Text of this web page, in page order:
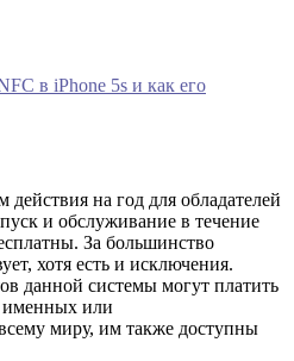
в iPhone 5s и как его
на год для обладателей
и обслуживание в течение
За большинство
хотя есть и исключения.
данной системы могут платить
именных или
миру, им также доступны